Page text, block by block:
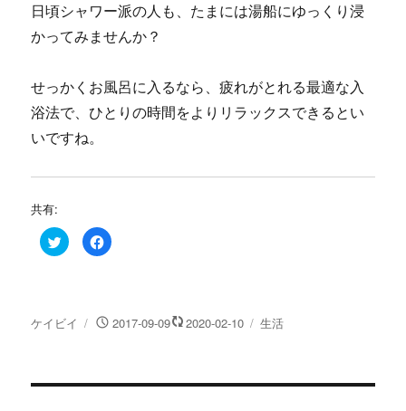
日頃シャワー派の人も、たまには湯船にゆっくり浸
かってみませんか？
せっかくお風呂に入るなら、疲れがとれる最適な入
浴法で、ひとりの時間をよりリラックスできるとい
いですね。
共有:
ク
リ
w
i
で
共
F
a
k
で
に
は
投
ケイビイ
投 2017-09-09 2020-02-10
カ
リ
生活